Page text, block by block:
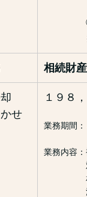
②遺産分
※最
相続財
せ
１９８
業務期間
業務内容
対象不
相続
法定相